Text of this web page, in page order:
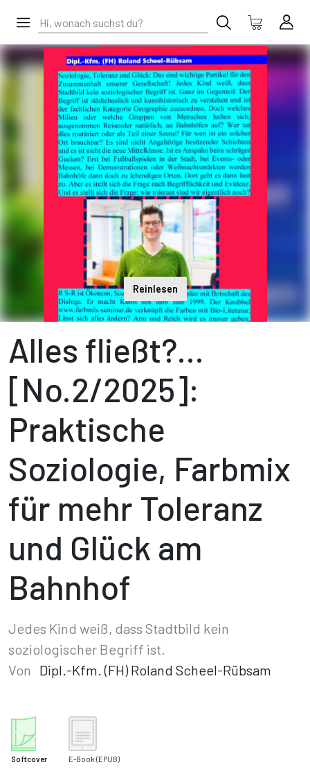
Reinlesen
Alles fließt?...
[No.2/2025]:
Praktische
Soziologie, Farbmix
für mehr Toleranz
und Glück am
Bahnhof
Jedes Kind weiß, dass Stadtbild kein
soziologischer Begriff ist.
Von
Dipl.-Kfm. (FH) Roland Scheel-Rübsam
Softcover E-Book (EPUB)